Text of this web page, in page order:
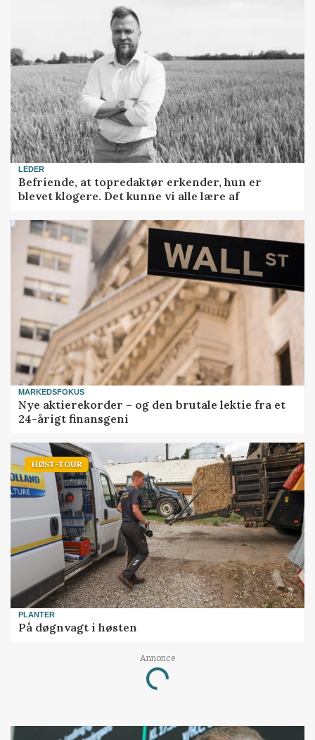
LEDER
Befriende, at topredaktør erkender, hun er
blevet klogere. Det kunne vi alle lære af
MARKEDSFOKUS
Nye aktierekorder – og den brutale lektie fra et
24-årigt finansgeni
HØST-TOUR
PLANTER
På døgnvagt i høsten
Annonce
Loading...